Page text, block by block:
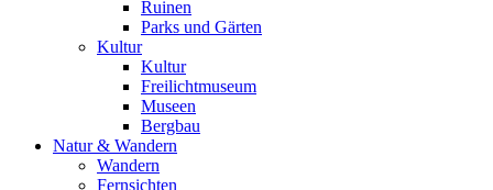
Ruinen
Parks und Gärten
Kultur
Kultur
Freilichtmuseum
Museen
Bergbau
Natur & Wandern
Wandern
Fernsichten